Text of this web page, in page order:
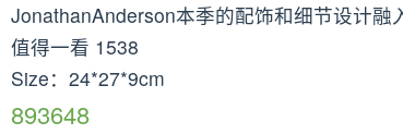
JonathanAnderson本季的配饰和细节设计
值得一看 1538
Size：24*27*9cm
893648